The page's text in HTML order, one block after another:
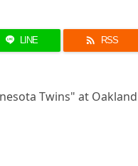
LINE  RSS
Twins" at